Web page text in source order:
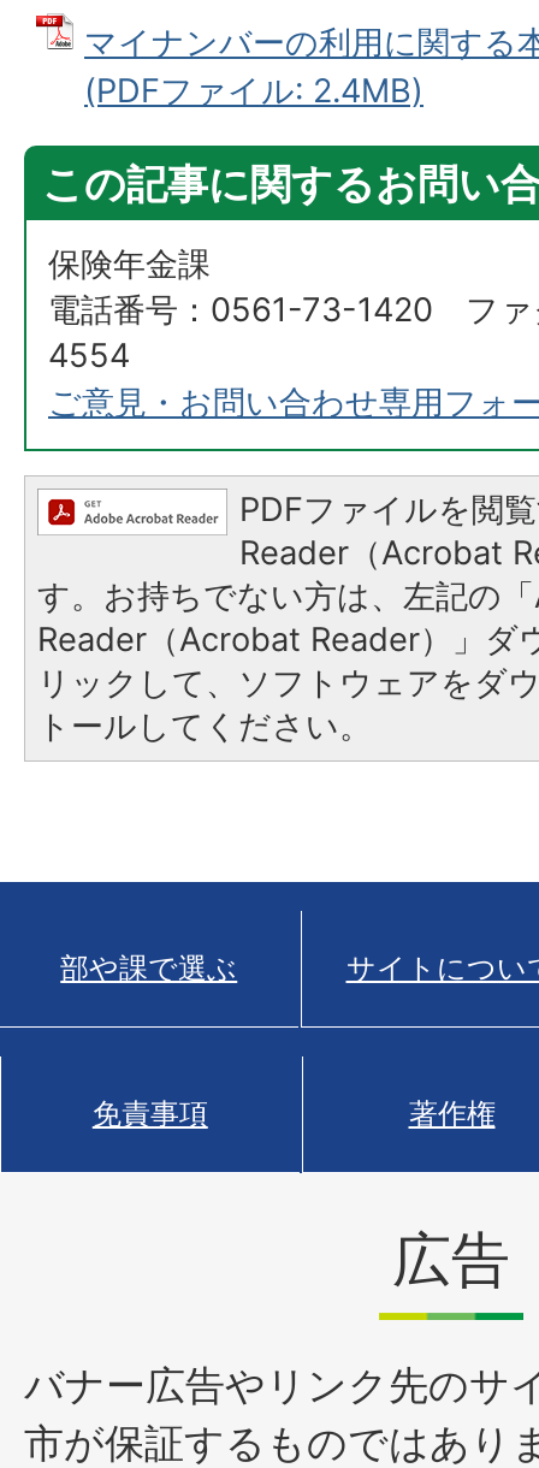
マイナンバーの利用に関する
(PDFファイル: 2.4MB)
この記事に関するお問い
保険年金課
電話番号：0561-73-1420 フ
4554
ご意見・お問い合わせ専用フォ
PDFファイルを閲
Reader（Acrobat
す。お持ちでない方は、左記の
Reader（Acrobat Reader）」ダ
リックして、ソフトウェアをダ
トールしてください。
部や課で選ぶ サイトについ
免責事項 著作権
広告
バナー広告やリンク先のサ
市が保証するものではあり